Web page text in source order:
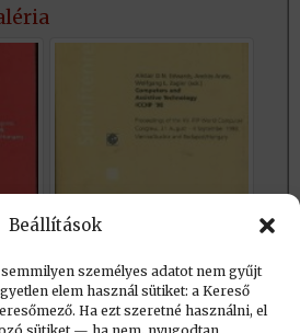
Beállítások
személyes adatot nem gyűjt
elem használ sütiket: a Kereső
Ha ezt szeretné használni, el
2016.04.03. 17:24